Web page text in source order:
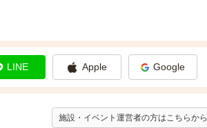
LINE Apple Google
施設・イベント運営者の方はこちらから